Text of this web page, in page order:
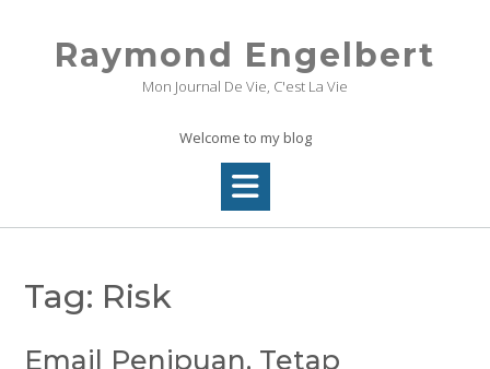
Raymond Engelbert
Mon Journal De Vie, C'est La Vie
Welcome to my blog
Tag: Risk
Email Penipuan, Tetap